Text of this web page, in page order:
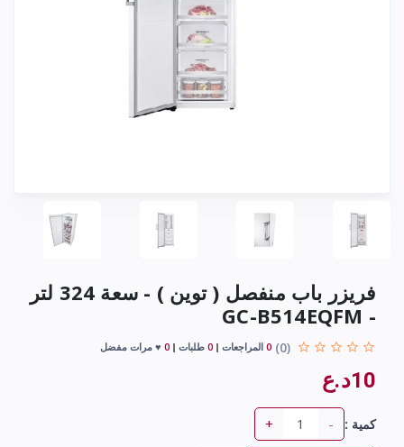
فريزر باب منفصل ( توين ) - سعة 324 لتر
- GC-B514EQFM
(0)
0 المراجعات 0 طلبات 0 ♥ مرات مفضل
10د.ع
كمية : -
+